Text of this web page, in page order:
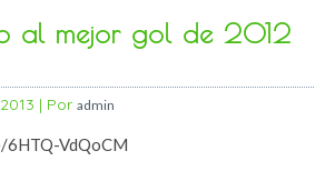
al mejor gol de 2012
| Por admin
VdQoCM